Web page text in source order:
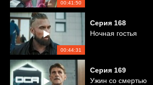
00:41:50
00:44:31
Серия 168
Ночная гостья
Серия 169
Ужин со смертью